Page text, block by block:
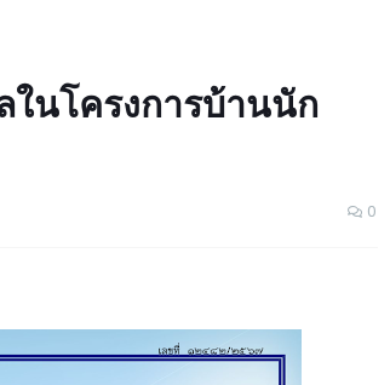
ในโครงการบ้านนัก
0